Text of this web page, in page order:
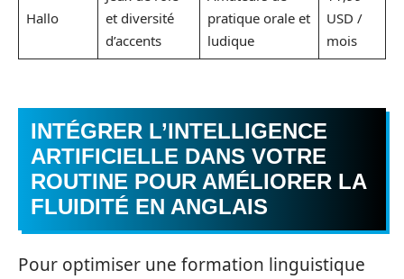
Hallo
et diversité
d’accents
pratique orale et
ludique
USD /
mois
INTÉGRER L’INTELLIGENCE
ARTIFICIELLE DANS VOTRE
ROUTINE POUR AMÉLIORER LA
FLUIDITÉ EN ANGLAIS
Pour optimiser une formation linguistique